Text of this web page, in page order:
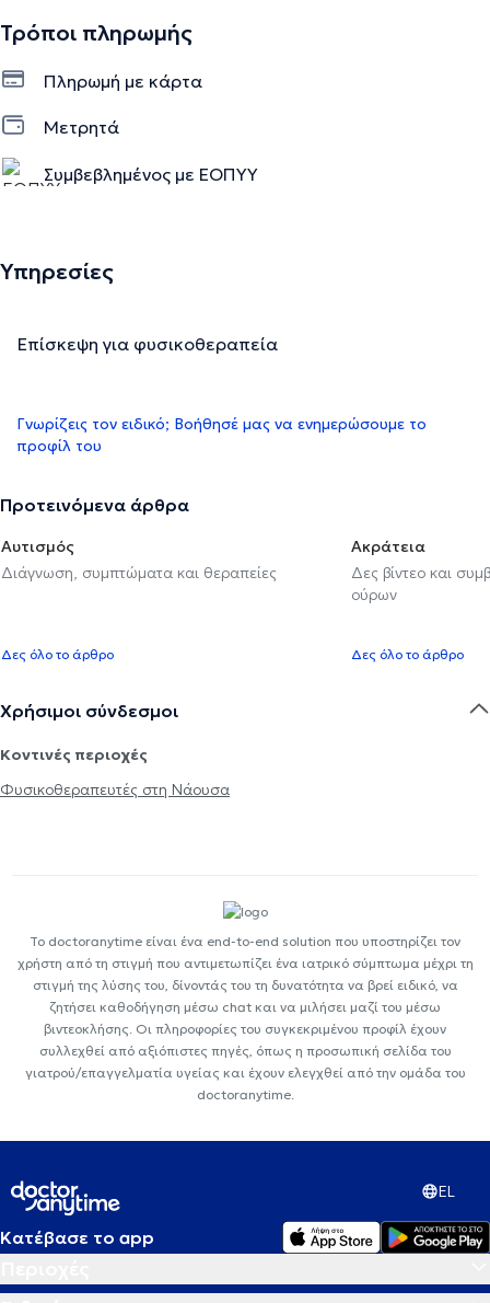
Τρόποι πληρωμής
Πληρωμή με κάρτα
Μετρητά
Συμβεβλημένος με ΕΟΠΥΥ
Υπηρεσίες
Επίσκεψη για φυσικοθεραπεία
Γνωρίζεις τον ειδικό; Βοήθησέ μας να ενημερώσουμε το
προφίλ του
Προτεινόμενα άρθρα
Αυτισμός
Διάγνωση, συμπτώματα και θεραπείες
Δες όλο το άρθρο
Ακράτεια
Δες βίντεο και
ούρων
Δες όλο το άρθρο
Χρήσιμοι σύνδεσμοι
Κοντινές περιοχές
Φυσικοθεραπευτές στη Νάουσα
Το doctoranytime είναι ένα end-to-end solution που υποστηρίζει τον
χρήστη από τη στιγμή που αντιμετωπίζει ένα ιατρικό σύμπτωμα μέχρι τη
στιγμή της λύσης του, δίνοντάς του τη δυνατότητα να βρεί ειδικό, να
ζητήσει καθοδήγηση μέσω chat και να μιλήσει μαζί του μέσω
βιντεοκλήσης. Οι πληροφορίες του συγκεκριμένου προφίλ έχουν
συλλεχθεί από αξιόπιστες πηγές, όπως η προσωπική σελίδα του
γιατρού/επαγγελματία υγείας και έχουν ελεγχθεί από την ομάδα του
doctoranytime.
EL
Κατέβασε το app